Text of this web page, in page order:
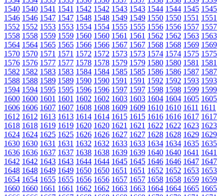
1540 1540 1541 1541 1542 1542 1543 1543 1544 1544 1545 1545
1546 1546 1547 1547 1548 1548 1549 1549 1550 1550 1551 1551
1552 1552 1553 1553 1554 1554 1555 1555 1556 1556 1557 1557
1558 1558 1559 1559 1560 1560 1561 1561 1562 1562 1563 1563
1564 1564 1565 1565 1566 1566 1567 1567 1568 1568 1569 1569
1570 1570 1571 1571 1572 1572 1573 1573 1574 1574 1575 1575
1576 1576 1577 1577 1578 1578 1579 1579 1580 1580 1581 1581
1582 1582 1583 1583 1584 1584 1585 1585 1586 1586 1587 1587
1588 1588 1589 1589 1590 1590 1591 1591 1592 1592 1593 1593
1594 1594 1595 1595 1596 1596 1597 1597 1598 1598 1599 1599
1600 1600 1601 1601 1602 1602 1603 1603 1604 1604 1605 1605
1606 1606 1607 1607 1608 1608 1609 1609 1610 1610 1611 1611
1612 1612 1613 1613 1614 1614 1615 1615 1616 1616 1617 1617
1618 1618 1619 1619 1620 1620 1621 1621 1622 1622 1623 1623
1624 1624 1625 1625 1626 1626 1627 1627 1628 1628 1629 1629
1630 1630 1631 1631 1632 1632 1633 1633 1634 1634 1635 1635
1636 1636 1637 1637 1638 1638 1639 1639 1640 1640 1641 1641
1642 1642 1643 1643 1644 1644 1645 1645 1646 1646 1647 1647
1648 1648 1649 1649 1650 1650 1651 1651 1652 1652 1653 1653
1654 1654 1655 1655 1656 1656 1657 1657 1658 1658 1659 1659
1660 1660 1661 1661 1662 1662 1663 1663 1664 1664 1665 1665